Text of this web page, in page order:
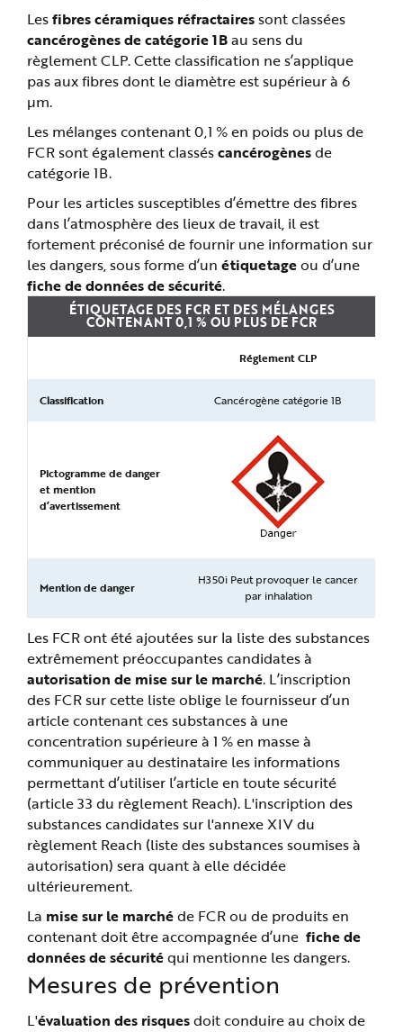
Lesfibres céramiques réfractairessont classées
cancérogènes de catégorie 1Bau sens du
règlement CLP. Cette classification ne s’applique
pas aux fibres dont le diamètre est supérieur à 6
µm.
Les mélanges contenant 0,1 % en poids ou plus de
FCR sont également classéscancérogènesde
catégorie 1B.
Pour les articles susceptibles d’émettre des fibres
dans l’atmosphère des lieux de travail, il est
fortement préconisé de fournir une information sur
les dangers, sous forme d’un étiquetageou d’une
fiche de données de sécurité.
ÉTIQUETAGE DES FCR ET DES MÉLANGES
CONTENANT 0,1 % OU PLUS DE FCR
Réglement CLP
Classification Cancérogène catégorie 1B
Pictogramme de danger
et mention
d’avertissement
Mention de danger
H350i Peut provoquer le cancer
par inhalation
Les FCR ont été ajoutées sur la liste des substances
extrêmement préoccupantes candidates à
autorisation de mise sur le marché. L’inscription
des FCR sur cette liste oblige le fournisseur d’un
article contenant ces substances à une
concentration supérieure à 1 % en masse à
communiquer au destinataire les informations
permettant d’utiliser l’article en toute sécurité
(article 33 du règlement Reach). L'inscription des
substances candidates sur l'annexe XIV du
règlement Reach (liste des substances soumises à
autorisation) sera quant à elle décidée
ultérieurement.
La mise sur le marchéde FCR ou de produits en
contenant doit être accompagnée d’une fiche de
données de sécuritéqui mentionne les dangers.
Mesures de prévention
L'évaluation des risquesdoit conduire au choix de